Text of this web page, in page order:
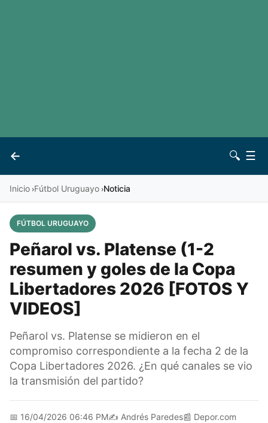
←
Vives 🔍 ☰
Inicio ›Fútbol Uruguayo ›Noticia
FÚTBOL URUGUAYO
Peñarol vs. Platense (1-2
resumen y goles de la Copa
Libertadores 2026 [FOTOS Y
VIDEOS]
Peñarol vs. Platense se midieron en el
compromiso correspondiente a la fecha 2 de la
Copa Libertadores 2026. ¿En qué canales se vio
la transmisión del partido?
📅 16/04/2026 06:46 PM✍️ Andrés Paredes📰 Depor.com